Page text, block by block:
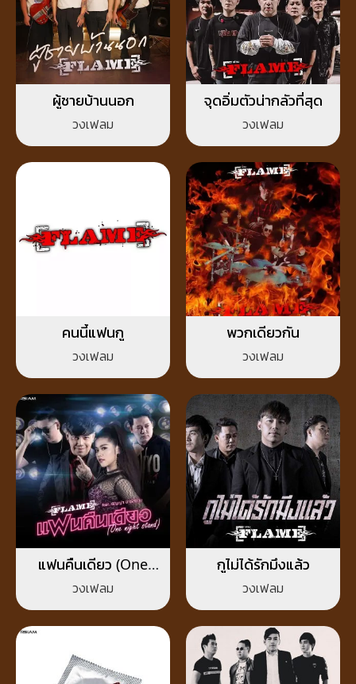
ผู้ชายบ้านนอก
วงเฟลม
จุดอิ่มตัวน่ากลัวที่สุด
วงเฟลม
คนนี้แฟนกู
วงเฟลม
พวกเดียวกัน
วงเฟลม
แฟนคืนเดียว (One
Night Stand)
วงเฟลม
กูไม่ได้รักมึงแล้ว
วงเฟลม